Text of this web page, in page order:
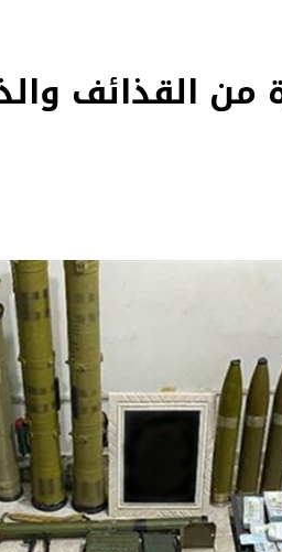
من القذائف